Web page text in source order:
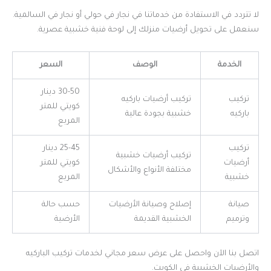
لا تتردد في الاستفادة من خدماتنا في نجار في حولي أو نجار في السالمية.
سنعمل على تحويل أرضيات منزلك إلى لوحة فنية خشبية عصرية.
الخدمة الوصف السعر
تركيب
باركيه
تركيب أرضيات باركيه
خشبية بجودة عالية
30-50 دينار
كويتي للمتر
المربع
تركيب
أرضيات
خشبية
تركيب أرضيات خشبية
مختلفة الأنواع والأشكال
25-45 دينار
كويتي للمتر
المربع
صيانة
وترميم
إصلاح وصيانة الأرضيات
الخشبية القديمة
حسب حالة
الأرضية
اتصل بنا الآن واحصل على عرض سعر مجاني لخدمات تركيب الباركيه
والأرضيات الخشبية في الكويت.